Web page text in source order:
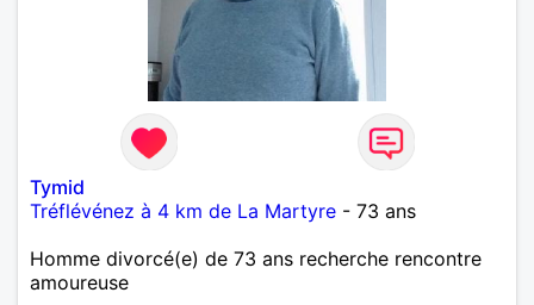
Tymid
Tréflévénez à 4 km de La Martyre - 73 ans
Homme divorcé(e) de 73 ans recherche rencontre
amoureuse